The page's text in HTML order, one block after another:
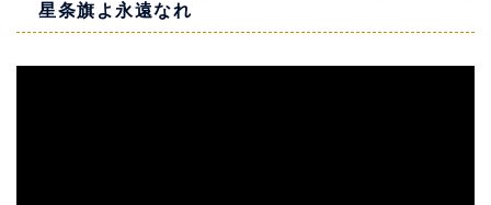
星条旗よ永遠なれ